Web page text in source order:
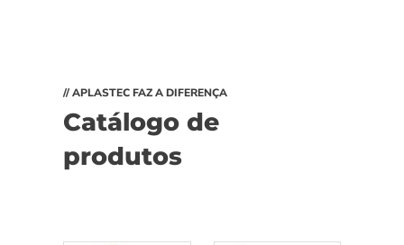
// APLASTEC FAZ A DIFERENÇA
Catálogo de
produtos